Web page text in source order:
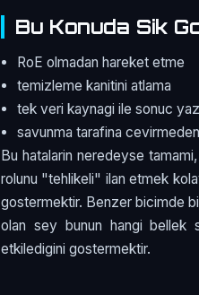
Bu Konuda Sik
RoE olmadan hareket etme
temizleme kanitini atlama
tek veri kaynagi ile sonuc
savunma tarafina
Bu hatalarin neredeyse
rolunu "tehlikeli" ilan etmek
gostermektir. Benzer bicimde
olan sey bunun hangi bellek
etkiledigini gostermektir.